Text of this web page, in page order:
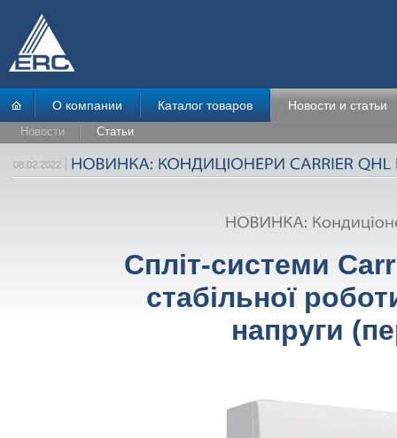
О компании Каталог товаров Новости и статьи
Новости Статьи
08.02.2022
Спліт-системи
стабільної
напруги